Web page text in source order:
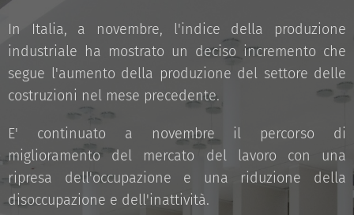
In Italia, a novembre, l'indice della produzione
industriale ha mostrato un deciso incremento che
segue l'aumento della produzione del settore delle
costruzioni nel mese precedente.
E' continuato a novembre il percorso di
miglioramento del mercato del lavoro con una
ripresa dell'occupazione e una riduzione della
disoccupazione e dell'inattività.